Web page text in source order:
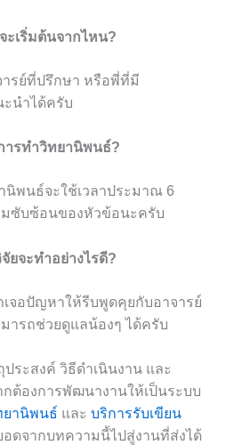
ะเริ่มต้นจากไหน?
รย์ที่ปรึกษา หรือพี่ที่มี
นำได้ครับ
ารทำวิทยานิพนธ์?
นิพนธ์จะใช้เวลาประมาณ 6
มซับซ้อนของหัวข้อนะครับ
ยจะทำอย่างไรดี?
เจอปัญหาให้รีบพูดคุยกับอาจารย์
ารถช่วยดูแลน้องๆ ได้ครับ
ระสงค์ วิธีดำเนินงาน และ
ต้องการพัฒนางานให้เป็นระบบ
ยานิพนธ์ และ บริการรับเขียน
อดจากบทความนี้ไปสู่งานที่ส่งได้